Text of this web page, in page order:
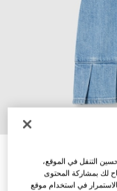
للأطفال
التنقل في الموقع،
لك بمشاركة المحتوى
في استخدام موقع